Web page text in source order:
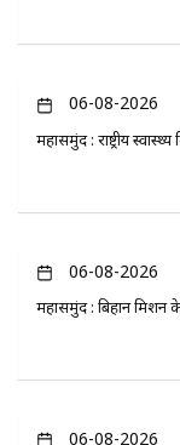
06-08-2026
महासमुंद : राष्ट्रीय
06-08-2026
महासमुंद : बिहान मिशन के
06-08-2026